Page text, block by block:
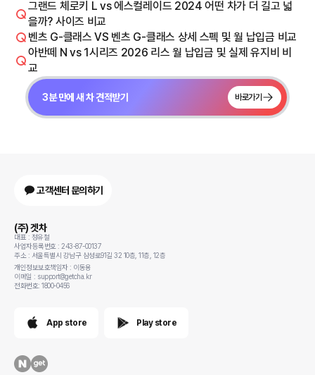
그랜드 체로키 L vs 에스컬레이드 2024 어떤 차가 더 길고 넓
을까? 사이즈 비교
벤츠 G-클래스 VS 벤츠 G-클래스 상세 스펙 및 월 납입금 비교
아반떼 N vs 1시리즈 2026 리스 월 납입금 및 실제 유지비 비
교
3분 만에 새 차 견적받기 바로가기
고객센터 문의하기
(주) 겟차
대표 : 정유철
사업자등록번호 : 243-87-00137
주소 : 서울특별시 강남구 삼성로91길 32 10층, 11층, 12층
개인정보보호책임자 : 이동용
이메일 : support@getcha.kr
전화번호: 1800-0456
App store Play store